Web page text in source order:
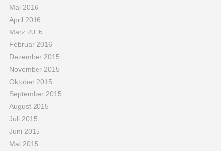
Mai 2016
April 2016
März 2016
Februar 2016
Dezember 2015
November 2015
Oktober 2015
September 2015
August 2015
Juli 2015
Juni 2015
Mai 2015